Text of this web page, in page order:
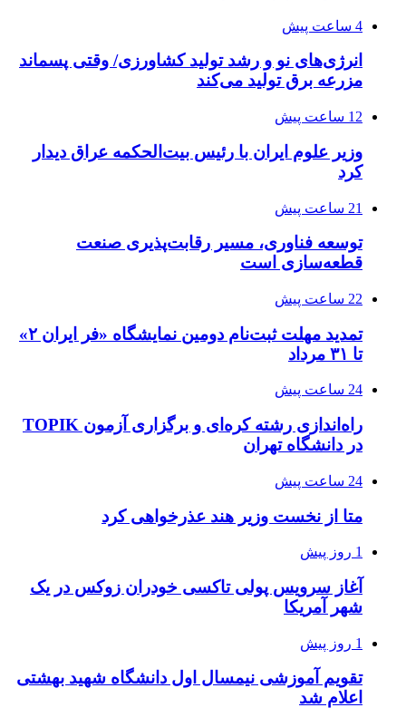
4 ساعت پیش
انرژی‌های نو و رشد تولید کشاورزی/ وقتی پسماند
مزرعه‌ برق تولید می‌کند
12 ساعت پیش
وزیر علوم ایران با رئیس بیت‌الحکمه عراق دیدار
کرد
21 ساعت پیش
توسعه فناوری، مسیر رقابت‌پذیری صنعت
قطعه‌سازی است
22 ساعت پیش
تمدید مهلت ثبت‌نام دومین نمایشگاه «فر ایران ۲»
تا ۳۱ مرداد
24 ساعت پیش
راه‌اندازی رشته کره‌ای و برگزاری آزمون TOPIK
در دانشگاه تهران
24 ساعت پیش
متا از نخست وزیر هند عذرخواهی کرد
1 روز پیش
آغاز سرویس پولی تاکسی خودران زوکس در یک
شهر آمریکا
1 روز پیش
تقویم آموزشی نیمسال اول دانشگاه شهید بهشتی
اعلام شد